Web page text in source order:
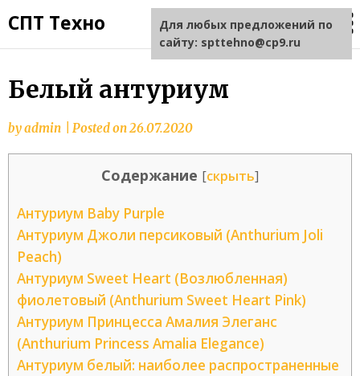
СПТ Техно
Белый антуриум
byadmin Posted on26.07.2020
Содержание [скрыть]
Антуриум Baby Purple
Антуриум Джоли персиковый (Anthurium Joli
Peach)
Антуриум Sweet Heart (Возлюбленная)
фиолетовый (Anthurium Sweet Heart Pink)
Антуриум Принцесса Амалия Элеганс
(Anthurium Princess Amalia Elegance)
Антуриум белый: наиболее распространенные
Для любых предложений по
сайту: spttehno@cp9.ru